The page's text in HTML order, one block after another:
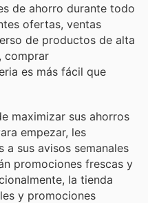
de ahorro durante todo
ofertas, ventas
de productos de alta
comprar
es más fácil que
maximizar sus ahorros
empezar, les
a sus avisos semanales
promociones frescas y
la tienda
y promociones